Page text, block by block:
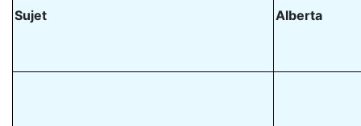
Sujet Alberta